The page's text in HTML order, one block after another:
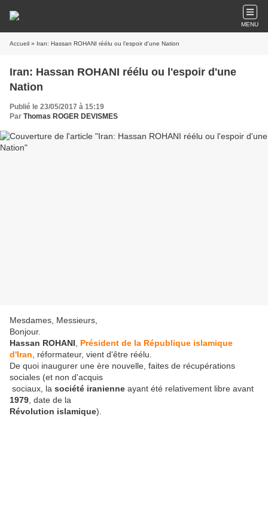
MENU
Accueil » Iran: Hassan ROHANI réélu ou l'espoir d'une Nation
Iran: Hassan ROHANI réélu ou l'espoir d'une
Nation
Publié le 23/05/2017 à 15:19
Par Thomas ROGER DEVISMES
Mesdames, Messieurs,
Bonjour.
Hassan ROHANI
Président de la République islamique
d'Iran , réformateur, vient d'être réélu.
De quoi inaugurer une ère nouvelle, faites de récupérations
sociales (et non d'acquis
sociaux, la société iranienne ayant été relativement libre avant
1979 , date de la
Révolution islamique).